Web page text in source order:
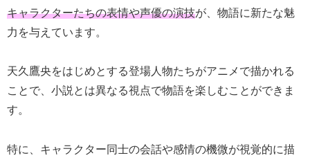
キャラクターたちの表情や声優の演技が、物語に新たな魅
力を与えています。
天久鷹央をはじめとする登場人物たちがアニメで描かれる
ことで、小説とは異なる視点で物語を楽しむことができま
す。
特に、キャラクター同士の会話や感情の機微が視覚的に描